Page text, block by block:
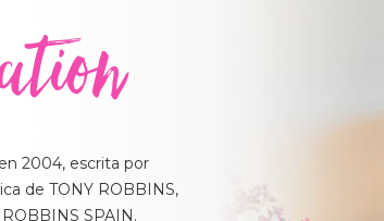
2004, escrita por
de TONY ROBBINS,
SPAIN.